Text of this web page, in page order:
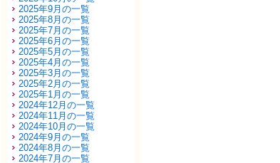
2025年9月の一覧
2025年8月の一覧
2025年7月の一覧
2025年6月の一覧
2025年5月の一覧
2025年4月の一覧
2025年3月の一覧
2025年2月の一覧
2025年1月の一覧
2024年12月の一覧
2024年11月の一覧
2024年10月の一覧
2024年9月の一覧
2024年8月の一覧
2024年7月の一覧